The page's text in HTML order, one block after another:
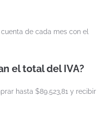
de cada mes con el
el total del IVA?
hasta $89.523,81 y recibir